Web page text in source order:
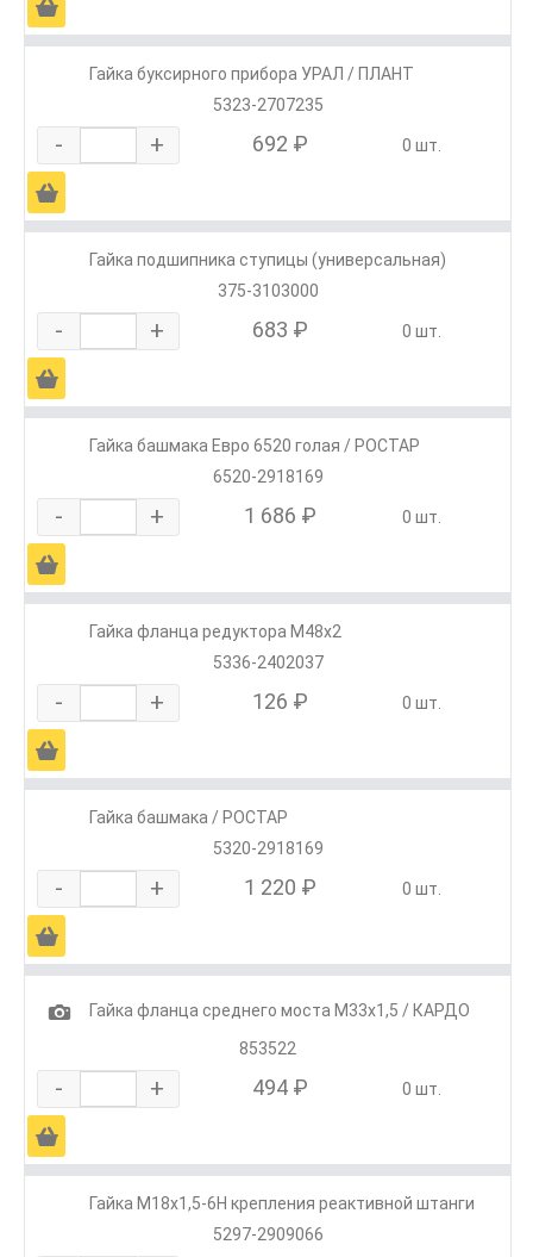
Ä
Гайка буксирного прибора УРАЛ / ПЛАНТ
5323-2707235
- + 692 ₽ 0 шт.
Ä
Гайка подшипника ступицы (универсальная)
375-3103000
- + 683 ₽ 0 шт.
Ä
Гайка башмака Евро 6520 голая / РОСТАР
6520-2918169
- + 1 686 ₽ 0 шт.
Ä
Гайка фланца редуктора М48х2
5336-2402037
- + 126 ₽ 0 шт.
Ä
Гайка башмака / РОСТАР
5320-2918169
- + 1 220 ₽ 0 шт.
Ä
1
Гайка фланца среднего моста М33х1,5 / КАРДО
853522
- + 494 ₽ 0 шт.
Ä
Гайка М18х1,5-6Н крепления реактивной штанги
5297-2909066